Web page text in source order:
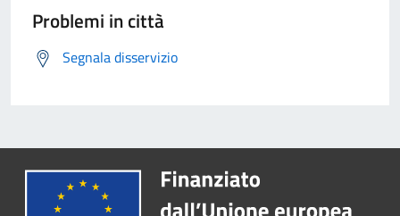
Problemi in città
Segnala disservizio